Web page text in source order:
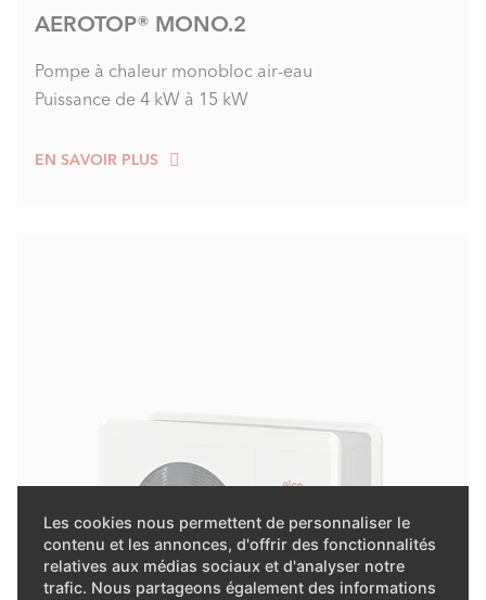
Les cookies nous permettent de personnaliser le
contenu et les annonces, d'offrir des fonctionnalités
relatives aux médias sociaux et d'analyser notre
trafic. Nous partageons également des informations
AEROTOP® MONO.2
Pompe à chaleur monobloc air-eau
Puissance de 4 kW à 15 kW
EN SAVOIR PLUS